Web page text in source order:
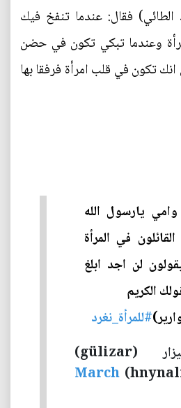
الطائي‏) فقال: عندما تنفخ فيك
وعندما تبكي تكون في حضن
تكون في قلب امرأة فرفقا بها
يارسول الله
في المرأة
لن اجد ابلغ
الكريم
#للمرأة_نغرد
— جوليزار (gülizar)
March